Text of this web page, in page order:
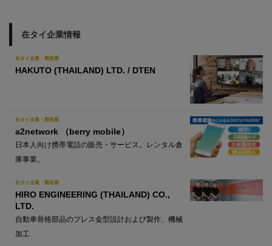
在タイ企業情報
在タイ企業・製造業
HAKUTO (THAILAND) LTD. / DTEN
在タイ企業・製造業
a2network （berry mobile）
日本人向け携帯電話の販売・サービス。レンタル倉
庫事業。
在タイ企業・製造業
HIRO ENGINEERING (THAILAND) CO.,
LTD.
自動車骨格部品のプレス金型設計および製作、機械
加工